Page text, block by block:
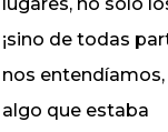
¡sino de todas
nos
algo que estaba